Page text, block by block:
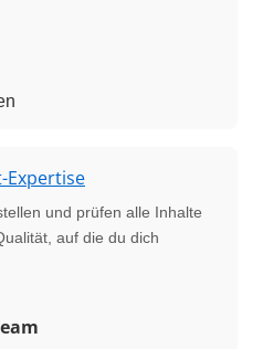
Expertise
und prüfen alle Inhalte
auf die du dich